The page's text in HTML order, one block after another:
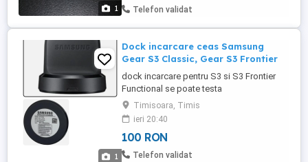
1 Telefon validat
1
Dock incarcare ceas Samsung
Gear S3 Classic, Gear S3 Frontier
dock incarcare pentru S3 si S3 Frontier
Functional se poate testa
Timisoara, Timis
ieri 20:40
100 RON
Telefon validat